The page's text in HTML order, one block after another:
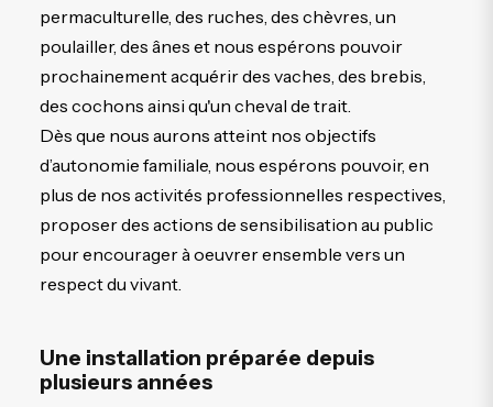
permaculturelle, des ruches, des chèvres, un
poulailler, des ânes et nous espérons pouvoir
prochainement acquérir des vaches, des brebis,
des cochons ainsi qu'un cheval de trait.
Dès que nous aurons atteint nos objectifs
d’autonomie familiale, nous espérons pouvoir, en
plus de nos activités professionnelles respectives,
proposer des actions de sensibilisation au public
pour encourager à oeuvrer ensemble vers un
respect du vivant.
Une installation préparée depuis
plusieurs années